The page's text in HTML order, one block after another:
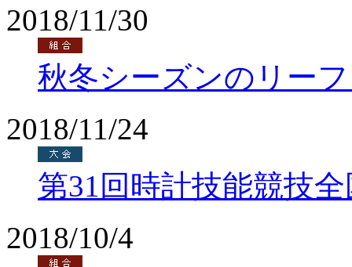
2018/11/30
秋冬シーズンのリー
2018/11/24
第31回時計技能競技
2018/10/4